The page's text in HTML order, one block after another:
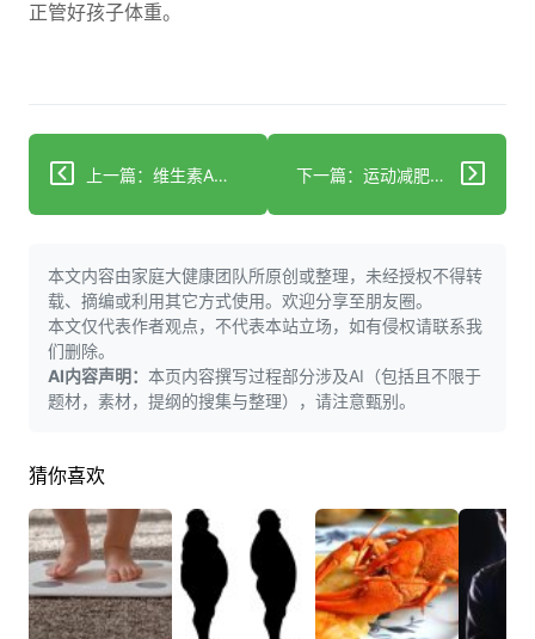
正管好孩子体重。
上一篇：维生素A缺乏有哪些信号？警惕3类症状避免严重危害 下一篇：运动减肥怎么选饮品？4种类型科学补充不踩坑
本文内容由家庭大健康团队所原创或整理，未经授权不得转
载、摘编或利用其它方式使用。欢迎分享至朋友圈。
本文仅代表作者观点，不代表本站立场，如有侵权请联系我
们删除。
AI内容声明： 本页内容撰写过程部分涉及AI（包括且不限于
题材，素材，提纲的搜集与整理），请注意甄别。
猜你喜欢